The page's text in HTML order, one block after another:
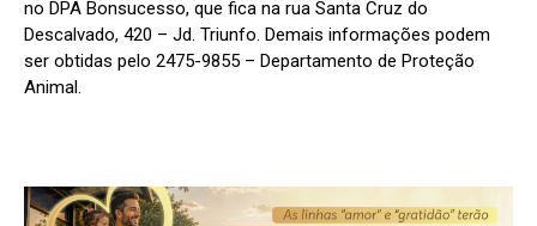
no DPA Bonsucesso, que fica na rua Santa Cruz do
Descalvado, 420 – Jd. Triunfo. Demais informações podem
ser obtidas pelo 2475-9855 – Departamento de Proteção
Animal.